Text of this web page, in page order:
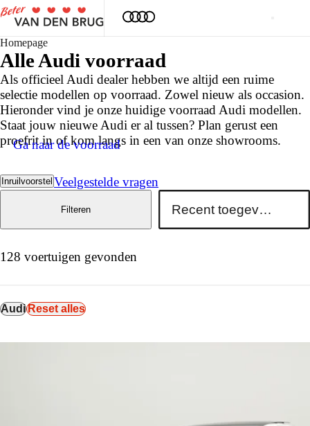
Homepage
AlleAudi voorraad
Als officieel Audi dealer hebben we altijd een ruime
selectie modellen op voorraad. Zowel nieuw als occasion.
Hieronder vind je onze huidige voorraad Audi modellen.
Staat jouw nieuwe Audi er al tussen? Plan gerust een
proefrit in of kom langs in een van onze showrooms.
Inruilvoorstel Veelgestelde vragen
Ga naar de voorraad
128 voertuigen gevonden
Filteren
AudiReset alles